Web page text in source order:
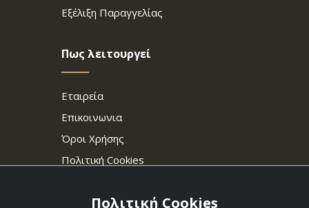
Εξέλιξη Παραγγελίας
Πως λειτουργεί
Εταιρεία
Επικοινωνια
Όροι Χρήσης
Πολιτική Cookies
Πολιτική Cookies